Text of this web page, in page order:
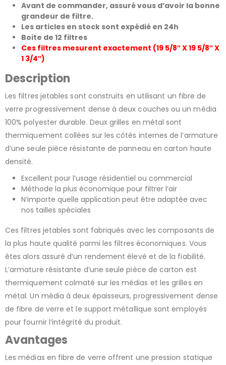
Avant de commander, assuré vous d’avoir la bonne
grandeur de filtre.
Les articles en stock sont expédié en 24h
Boite de 12 filtres
Ces filtres mesurent exactement (19 5/8″ X 19 5/8″ X
1 3/4″)
Description
Les filtres jetables sont construits en utilisant un fibre de
verre progressivement dense à deux couches ou un média
100% polyester durable. Deux grilles en métal sont
thermiquement collées sur les côtés internes de l’armature
d’une seule pièce résistante de panneau en carton haute
densité.
Excellent pour l’usage résidentiel ou commercial
Méthode la plus économique pour filtrer l’air
N’importe quelle application peut être adaptée avec
nos tailles spéciales
Ces filtres jetables sont fabriqués avec les composants de
la plus haute qualité parmi les filtres économiques. Vous
êtes alors assuré d’un rendement élevé et de la fiabilité.
L’armature résistante d’une seule pièce de carton est
thermiquement colmaté sur les médias et les grilles en
métal. Un média à deux épaisseurs, progressivement dense
de fibre de verre et le support métallique sont employés
pour fournir l’intégrité du produit.
Avantages
Les médias en fibre de verre offrent une pression statique